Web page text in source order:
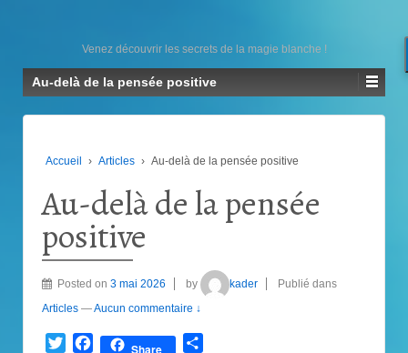
Venez découvrir les secrets de la magie blanche !
Au-delà de la pensée positive
Accueil › Articles › Au-delà de la pensée positive
Au-delà de la pensée
positive
Posted on 3 mai 2026 by kader
Publié dans
Articles —Aucun commentaire ↓
TwitterFacebook
Share